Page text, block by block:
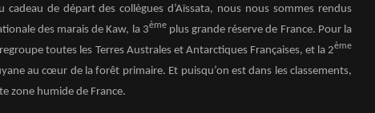
de départ des collègues d’Aïssata, nous nous sommes rendus
des marais de Kaw, la 3ème plus grande réserve de France. Pour la
toutes les Terres Australes et Antarctiques Françaises, et la 2ème
au cœur de la forêt primaire. Et puisqu’on est dans les classements,
zone humide de France.